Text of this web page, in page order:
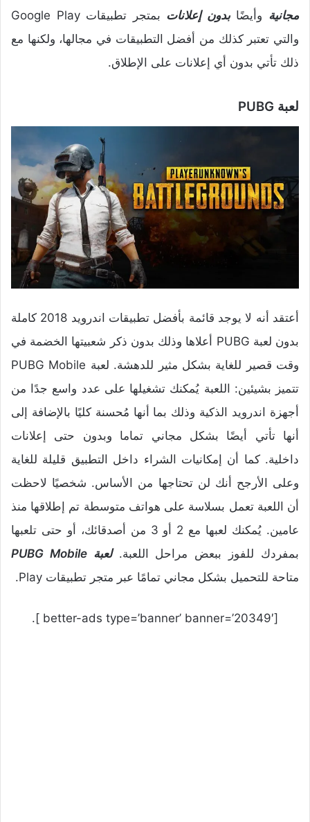
مجانية وأيضًابدون إعلانات
بمتجر تطبيقات Google Play
والتي تعتبر كذلك من أفضل التطبيقات في مجالها، ولكنها مع
ذلك تأتي بدون أي إعلانات على الإطلاق.
لعبة PUBG
أعتقد أنه لا يوجد قائمة بأفضل تطبيقات اندرويد 2018 كاملة
بدون لعبة PUBG أعلاها وذلك بدون ذكر شعبيتها الخضمة في
وقت قصير للغاية بشكل مثير للدهشة. لعبة PUBG Mobile
تتميز بشيئين: اللعبة يُمكنك تشغيلها على عدد واسع جدًا من
أجهزة اندرويد الذكية وذلك بما أنها مُحسنة كليًا بالإضافة إلى
أنها تأتي أيضًا بشكل مجاني تماما وبدون حتى إعلانات
داخلية. كما أن إمكانيات الشراء داخل التطبيق قليلة للغاية
وعلى الأرجح أنك لن تحتاجها من الأساس. شخصيًا لاحظت
أن اللعبة تعمل بسلاسة على هواتف متوسطة تم إطلاقها منذ
عامين. يُمكنك لعبها مع 2 أو 3 من أصدقائك، أو حتى تلعبها
بمفردك للفوز ببعض مراحل اللعبة.لعبة PUBG Mobile
متاحة للتحميل بشكل مجاني تمامًا عبر متجر تطبيقات Play.
[better-ads type=’banner’ banner=’20349′ ].